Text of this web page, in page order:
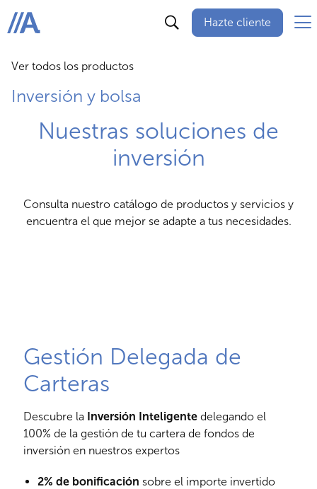
ABANCA
Hazte cliente
Ver todos los productos
Inversión y bolsa
Nuestras soluciones de
inversión
Consulta nuestro catálogo de productos y servicios y
encuentra el que mejor se adapte a tus necesidades.
Gestión Delegada de
Carteras
Descubre la Inversión Inteligente delegando el
100% de la gestión de tu cartera de fondos de
inversión en nuestros expertos
2% de bonificación sobre el importe invertido